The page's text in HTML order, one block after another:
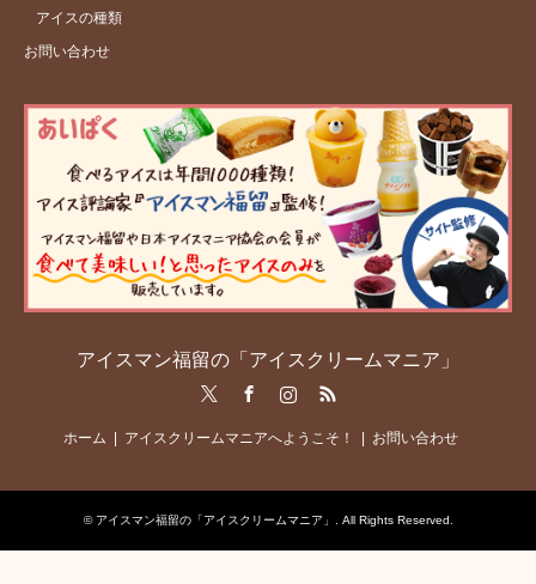
アイスの種類
お問い合わせ
アイスマン福留の「アイスクリームマニア」
RSS
ホーム アイスクリームマニアへようこそ！ お問い合わせ
© アイスマン福留の「アイスクリームマニア」 . All Rights Reserved.